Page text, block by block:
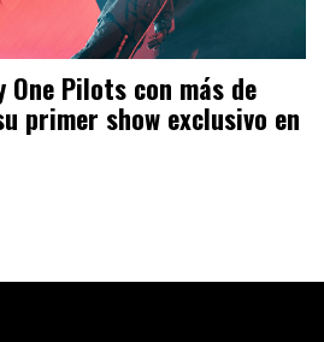
Pilots con más de
primer show exclusivo en